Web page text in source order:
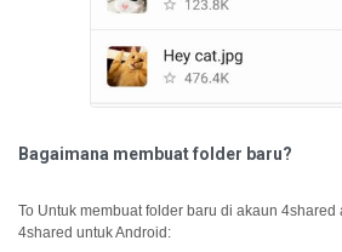
Bagaimana membuat folder baru?
To Untuk membuat folder baru di akaun
4shared untuk Android: